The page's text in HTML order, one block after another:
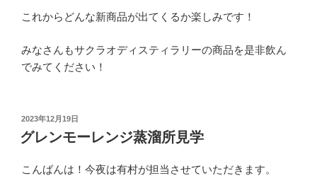
これからどんな新商品が出てくるか楽しみです！
みなさんもサクラオディスティラリーの商品を是非飲ん
でみてください！
投
稿
日:
2023年12月19日
グレンモーレンジ蒸溜所見学
こんばんは！今夜は有村が担当させていただきます。